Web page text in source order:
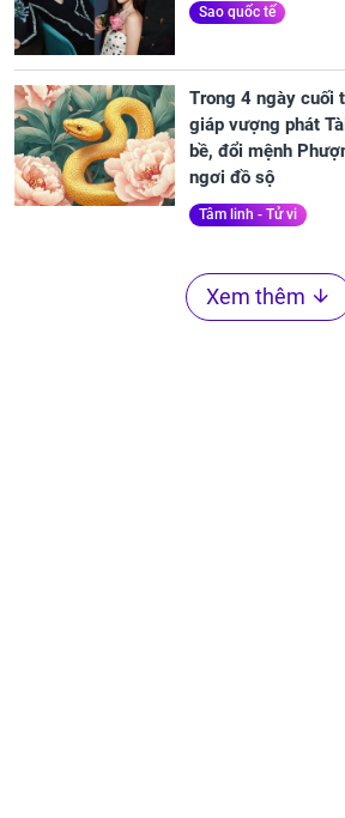
Sao quốc tế
Trong 4 ngày cuối
giáp vượng phát
bề, đổi mệnh
ngơi đồ sộ
Tâm linh - Tử vi
Xem thêm